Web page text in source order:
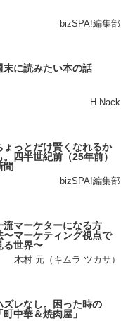
bizSPA!編集部
末に読みたい本の話
H.Nack
ょっとだけ賢くなれるか
。四半世紀前（25年前）
聞
bizSPA!編集部
流マーケターになる方
〜マーケティング視点で
る世界〜
木村 元（キムラ ツカサ）
ズレなし。困った時の
「町中華＆焼肉屋」